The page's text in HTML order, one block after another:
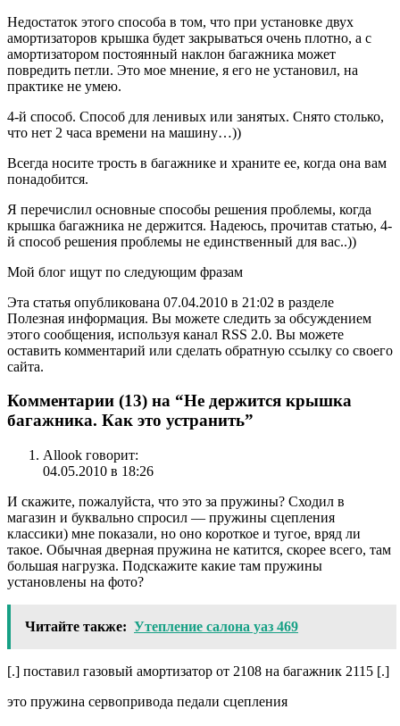
Недостаток этого способа в том, что при установке двух
амортизаторов крышка будет закрываться очень плотно, а с
амортизатором постоянный наклон багажника может
повредить петли. Это мое мнение, я его не установил, на
практике не умею.
4-й способ. Способ для ленивых или занятых. Снято столько,
что нет 2 часа времени на машину…))
Всегда носите трость в багажнике и храните ее, когда она вам
понадобится.
Я перечислил основные способы решения проблемы, когда
крышка багажника не держится. Надеюсь, прочитав статью, 4-
й способ решения проблемы не единственный для вас..))
Мой блог ищут по следующим фразам
Эта статья опубликована 07.04.2010 в 21:02 в разделе
Полезная информация. Вы можете следить за обсуждением
этого сообщения, используя канал RSS 2.0. Вы можете
оставить комментарий или сделать обратную ссылку со своего
сайта.
Комментарии (13) на “Не держится крышка
багажника. Как это устранить”
Allook говорит:
04.05.2010 в 18:26
И скажите, пожалуйста, что это за пружины? Сходил в
магазин и буквально спросил — пружины сцепления
классики) мне показали, но оно короткое и тугое, вряд ли
такое. Обычная дверная пружина не катится, скорее всего, там
большая нагрузка. Подскажите какие там пружины
установлены на фото?
Читайте также: Утепление салона уаз 469
[.] поставил газовый амортизатор от 2108 на багажник 2115 [.]
это пружина сервопривода педали сцепления